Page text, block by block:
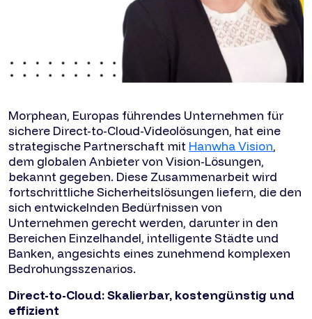
Morphean, Europas führendes Unternehmen für
sichere Direct-to-Cloud-Videolösungen, hat eine
strategische Partnerschaft mit Hanwha Vision,
dem globalen Anbieter von Vision-Lösungen,
bekannt gegeben. Diese Zusammenarbeit wird
fortschrittliche Sicherheitslösungen liefern, die den
sich entwickelnden Bedürfnissen von
Unternehmen gerecht werden, darunter in den
Bereichen Einzelhandel, intelligente Städte und
Banken, angesichts eines zunehmend komplexen
Bedrohungsszenarios.
Direct-to-Cloud: Skalierbar, kostengünstig und
effizient